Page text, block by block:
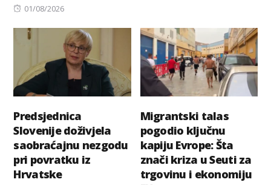
Posted
01/08/2026
Predsjednica
Slovenije doživjela
saobraćajnu nezgodu
pri povratku iz
Hrvatske
Migrantski talas
pogodio ključnu
kapiju Evrope: Šta
znači kriza u Seuti za
trgovinu i ekonomiju